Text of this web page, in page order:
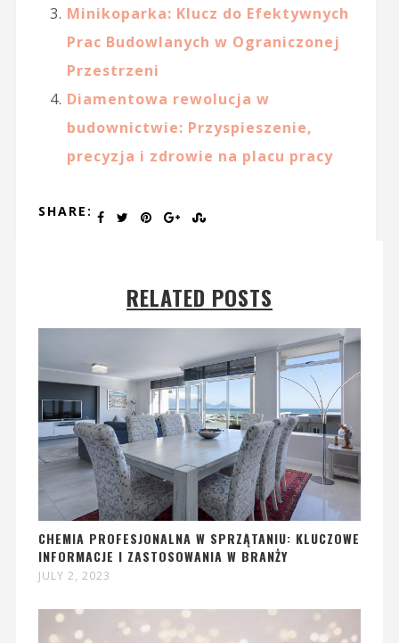
Minikoparka: Klucz do Efektywnych
Prac Budowlanych w Ograniczonej
Przestrzeni
Diamentowa rewolucja w
budownictwie: Przyspieszenie,
precyzja i zdrowie na placu pracy
SHARE:
RELATED POSTS
CHEMIA PROFESJONALNA W SPRZĄTANIU: KLUCZOWE
INFORMACJE I ZASTOSOWANIA W BRANŻY
JULY 2, 2023